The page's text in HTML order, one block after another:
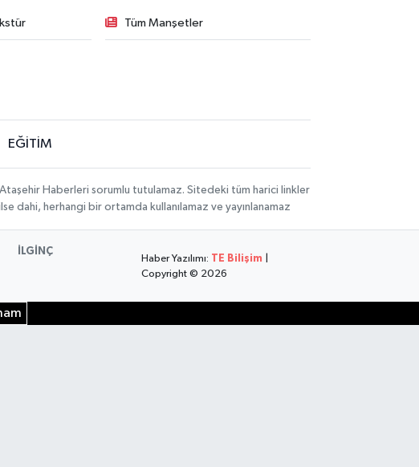
Tüm Manşetler
EĞİTİM
Haberleri sorumlu tutulamaz. Sitedeki tüm harici linkler
dahi, herhangi bir ortamda kullanılamaz ve yayınlanamaz
İLGİNÇ
Haber Yazılımı: TE Bilişim
Copyright © 2026